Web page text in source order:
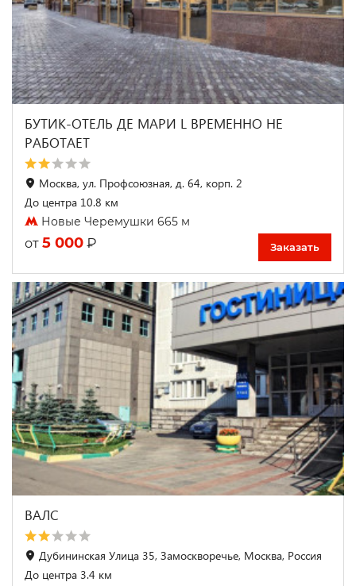
БУТИК-ОТЕЛЬ ДЕ МАРИ L ВРЕМЕННО НЕ
РАБОТАЕТ
Москва, ул. Профсоюзная, д. 64, корп. 2
До центра 10.8 км
Новые Черемушки 665 м
от 5 000 ₽ Заказать
ВАЛС
Дубининская Улица 35, Замоскворечье, Москва, Россия
До центра 3.4 км